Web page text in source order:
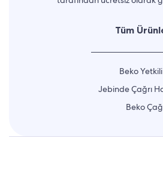
Tüm
Beko
Jebinde Çağrı
Beko